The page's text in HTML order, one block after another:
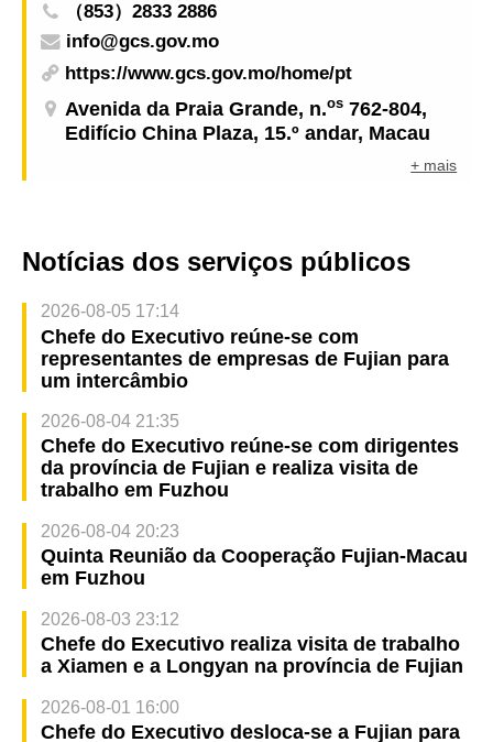
（853）2833 2886
info@gcs.gov.mo
https://www.gcs.gov.mo/home/pt
Avenida da Praia Grande, n.os 762-804,
Edifício China Plaza, 15.º andar, Macau
+ mais
Notícias dos serviços públicos
2026-08-05 17:14
Chefe do Executivo reúne-se com
representantes de empresas de Fujian para
um intercâmbio
2026-08-04 21:35
Chefe do Executivo reúne-se com dirigentes
da província de Fujian e realiza visita de
trabalho em Fuzhou
2026-08-04 20:23
Quinta Reunião da Cooperação Fujian-Macau
em Fuzhou
2026-08-03 23:12
Chefe do Executivo realiza visita de trabalho
a Xiamen e a Longyan na província de Fujian
2026-08-01 16:00
Chefe do Executivo desloca-se a Fujian para